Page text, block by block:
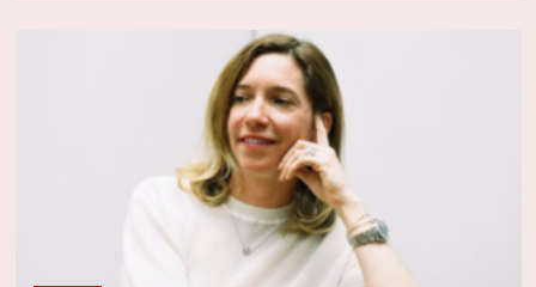
«Яндекса»